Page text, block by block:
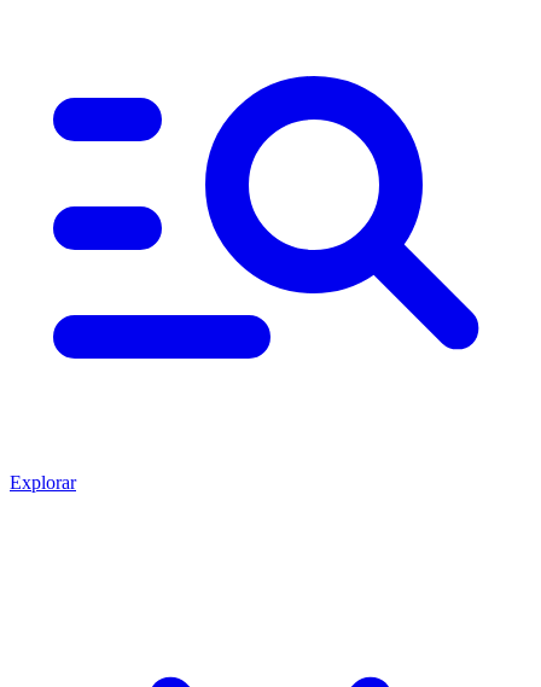
Explorar